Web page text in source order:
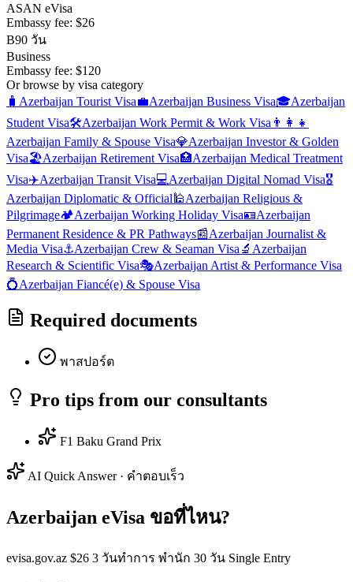
ASAN eVisa
Embassy fee: $26
B90 วัน
Business
Embassy fee: $120
Or browse by visa category
🧳 Azerbaijan Tourist Visa💼Azerbaijan Business Visa🎓Azerbaijan
Student Visa🛠️Azerbaijan Work Permit & Work Visa 👨‍👩‍👧
Azerbaijan Family & Spouse Visa💎Azerbaijan Investor & Golden
Visa🏖️Azerbaijan Retirement Visa🏥Azerbaijan Medical Treatment
Visa✈️Azerbaijan Transit Visa💻Azerbaijan Digital Nomad Visa🎖️
Azerbaijan Diplomatic & Official 🕌Azerbaijan Religious &
Pilgrimage🏕️Azerbaijan Working Holiday Visa🪪Azerbaijan
Permanent Residence & PR Pathways📰Azerbaijan Journalist &
Media Visa⚓Azerbaijan Crew & Seaman Visa 🔬 Azerbaijan
Research & Scientific Visa🎭Azerbaijan Artist & Performance Visa
💍Azerbaijan Fiancé(e) & Spouse Visa
Required documents
พาสปอร์ต
Pro tips from our consultants
F1 Baku Grand Prix
AI Quick Answer · คำตอบเร็ว
Azerbaijan eVisa ขอที่ไหน?
evisa.gov.az $26 3 วันทำการ พำนัก 30 วัน Single Entry